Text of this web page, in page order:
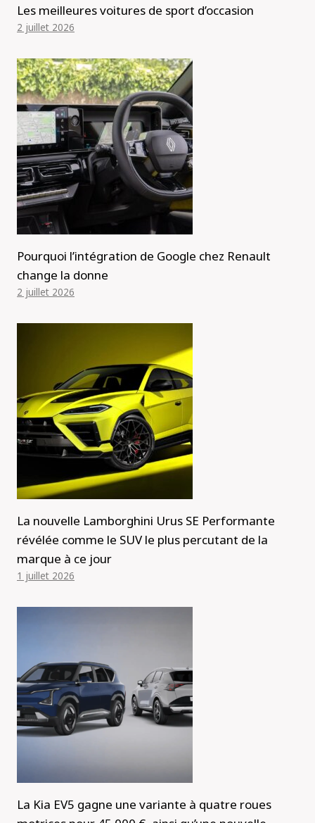
Les meilleures voitures de sport d’occasion
2 juillet 2026
Pourquoi l’intégration de Google chez Renault
change la donne
2 juillet 2026
La nouvelle Lamborghini Urus SE Performante
révélée comme le SUV le plus percutant de la
marque à ce jour
1 juillet 2026
La Kia EV5 gagne une variante à quatre roues